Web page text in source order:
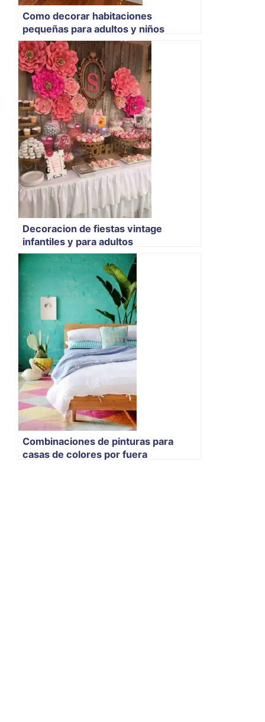
Como decorar habitaciones
pequeñas para adultos y niños
Decoracion de fiestas vintage
infantiles y para adultos
Combinaciones de pinturas para
casas de colores por fuera